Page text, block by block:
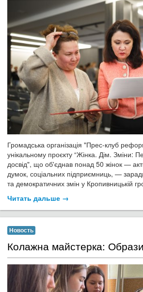
Громадська організація "Прес-клуб
унікальному проєкту “Жінка. Дім. Зміни:
досвід", що об'єднав понад 50 жінок —
думок, соціальних підприємниць, —
та демократичних змін у Кропивницькій
Читать дальше →
Новость
​Колажна майстерка: